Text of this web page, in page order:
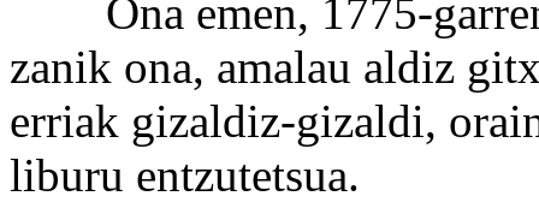
Ona emen, 1775-garren
zanik ona, amalau aldiz
erriak gizaldiz-gizaldi,
liburu entzutetsua.